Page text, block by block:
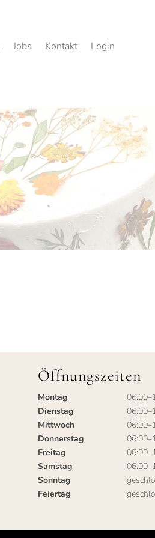
Jobs Kontakt Login
Öffnungszeiten
Montag
Dienstag
Mittwoch
Donnerstag
Freitag
Samstag
Sonntag
Feiertag